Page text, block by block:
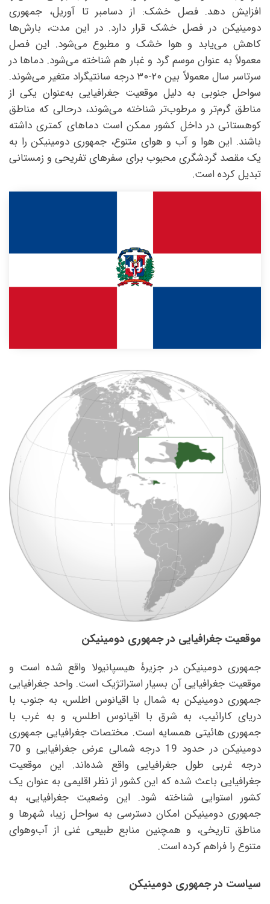
افزایش دهد. فصل خشک: از دسامبر تا آوریل، جمهوری
دومینیکن در فصل خشک قرار دارد. در این مدت، بارش‌ها
کاهش می‌یابد و هوا خشک و مطبوع می‌شود. این فصل
معمولاً به عنوان موسم گرد و غبار هم شناخته می‌شود. دماها در
سرتاسر سال معمولاً بین ۲۰-۳۰ درجه سانتیگراد متغیر می‌شوند.
سواحل جنوبی به دلیل موقعیت جغرافیایی به‌عنوان یکی از
مناطق گرم‌تر و مرطوب‌تر شناخته می‌شوند، درحالی که مناطق
کوهستانی در داخل کشور ممکن است دماهای کمتری داشته
باشند. این هوا و آب و هوای متنوع، جمهوری دومینیکن را به
یک مقصد گردشگری محبوب برای سفرهای تفریحی و زمستانی
تبدیل کرده است.
موقعیت جغرافیایی در جمهوری دومینیکن
جمهوری دومینیکن در جزیرهٔ هیسپانیولا واقع شده است و
موقعیت جغرافیایی آن بسیار استراتژیک است. واحد جغرافیایی
جمهوری دومینیکن به شمال با اقیانوس اطلس، به جنوب با
دریای کارائیب، به شرق با اقیانوس اطلس، و به غرب با
جمهوری هائیتی همسایه است. مختصات جغرافیایی جمهوری
دومینیکن در حدود 19 درجه شمالی عرض جغرافیایی و 70
درجه غربی طول جغرافیایی واقع شده‌اند. این موقعیت
جغرافیایی باعث شده که این کشور از نظر اقلیمی به عنوان یک
کشور استوایی شناخته شود. این وضعیت جغرافیایی، به
جمهوری دومینیکن امکان دسترسی به سواحل زیبا، شهرها و
مناطق تاریخی، و همچنین منابع طبیعی غنی از آب‌وهوای
متنوع را فراهم کرده است.
سیاست در جمهوری دومینیکن